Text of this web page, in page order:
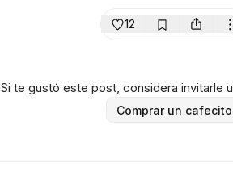
12
Si te gustó este post, considera invitarle
Comprar un cafecito